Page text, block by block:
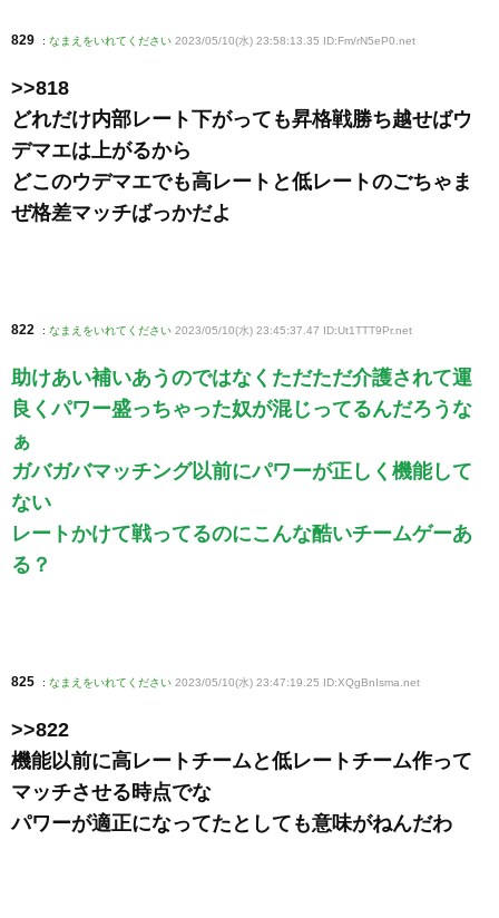
829 : なまえをいれてください 2023/05/10(水) 23:58:13.35 ID:Fm/rN5eP0 .net
>>818
どれだけ内部レート下がっても昇格戦勝ち越せばウ
デマエは上がるから
どこのウデマエでも高レートと低レートのごちゃま
ぜ格差マッチばっかだよ
822 : なまえをいれてください 2023/05/10(水) 23:45:37.47 ID:Ut1TTT9Pr.net
助けあい補いあうのではなくただただ介護されて運
良くパワー盛っちゃった奴が混じってるんだろうな
ぁ
ガバガバマッチング以前にパワーが正しく機能して
ない
レートかけて戦ってるのにこんな酷いチームゲーあ
る？
825 : なまえをいれてください 2023/05/10(水) 23:47:19.25 ID:XQgBnIsma .net
>>822
機能以前に高レートチームと低レートチーム作って
マッチさせる時点でな
パワーが適正になってたとしても意味がねんだわ